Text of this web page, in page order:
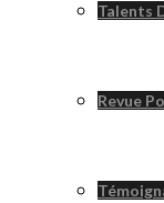
Talents
Revue